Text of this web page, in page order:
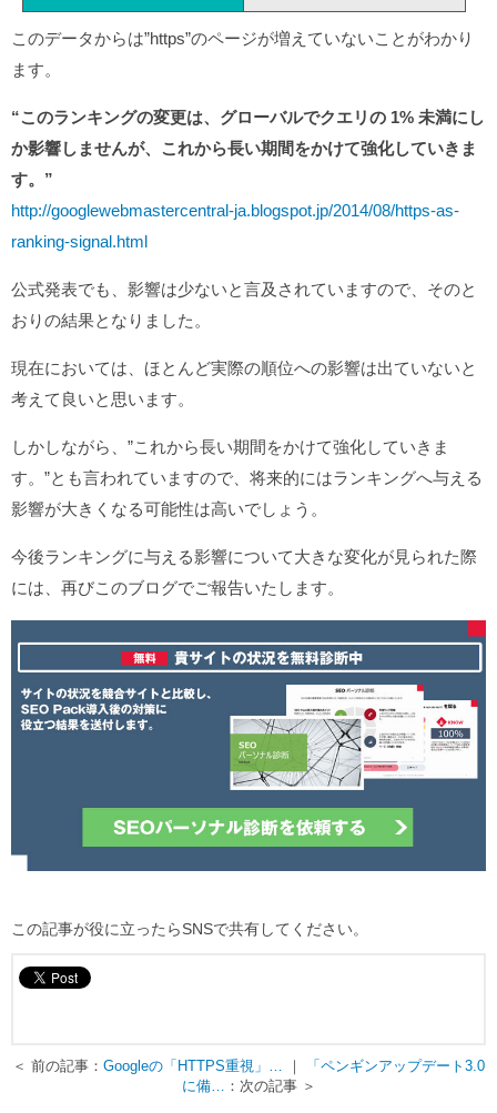
このデータからは”https”のページが増えていないことがわかり
ます。
“このランキングの変更は、グローバルでクエリの 1% 未満にし
か影響しませんが、これから長い期間をかけて強化していきま
す。”
http://googlewebmastercentral-ja.blogspot.jp/2014/08/https-as-
ranking-signal.html
公式発表でも、影響は少ないと言及されていますので、そのと
おりの結果となりました。
現在においては、ほとんど実際の順位への影響は出ていないと
考えて良いと思います。
しかしながら、”これから長い期間をかけて強化していきま
す。”とも言われていますので、将来的にはランキングへ与える
影響が大きくなる可能性は高いでしょう。
今後ランキングに与える影響について大きな変化が見られた際
には、再びこのブログでご報告いたします。
この記事が役に立ったらSNSで共有してください。
＜ 前の記事： Googleの「HTTPS重視」… ｜
「ペンギンアップデート3.0
に備… ：次の記事 ＞